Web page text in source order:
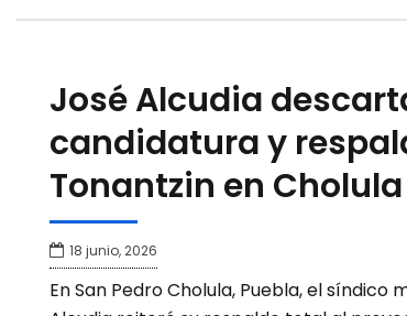
José Alcudia
candidatura y
Tonantzin en Cholula
18 junio, 2026
En San Pedro Cholula, Puebla, el síndico